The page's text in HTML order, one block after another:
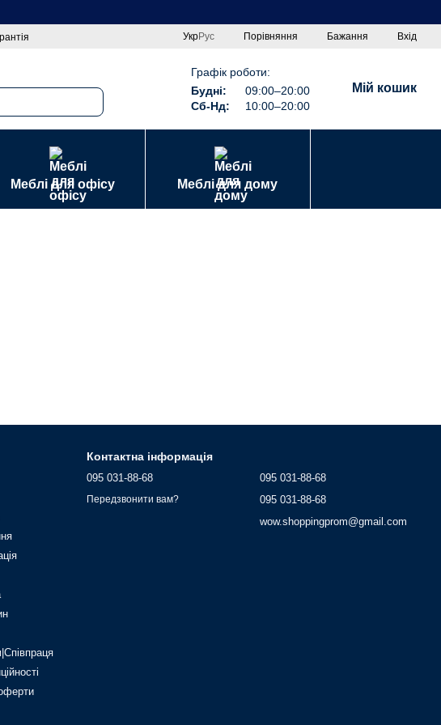
УкрРус Порівняння Бажання Вхід
Графік роботи:
Будні:
09:00–20:00
Сб-Нд:
10:00–20:00
Мій кошик
Меблі для офісу Меблі для дому
Контактна інформація
095 031-88-68
Передзвонити вам?
095 031-88-68
095 031-88-68
wow.shoppingprom@gmail.com